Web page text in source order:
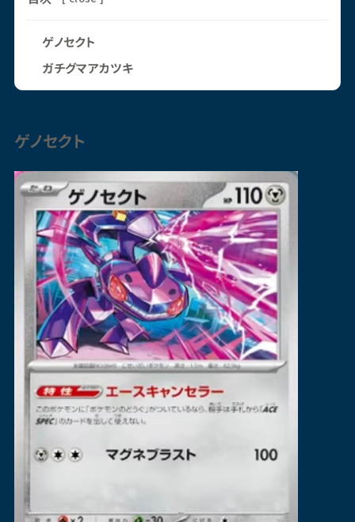
ゲノセクト
ガチグマアカツキ
ゲノセクト